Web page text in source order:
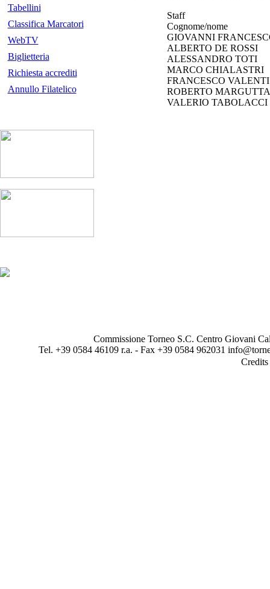
Tabellini
Classifica Marcatori
WebTV
Biglietteria
Richiesta accrediti
Annullo Filatelico
Staff
Cognome/nome
GIOVANNI
ALBERTO DE ROSSI
ALESSANDRO TOTI
MARCO CHIALASTRI
FRANCESCO VALENTI
ROBERTO MARGUTTA
VALERIO TABOLACCI
Commissione Torneo S.C. Centro Giovani
Tel. +39 0584 46109 r.a. - Fax +39 0584 962031
Credits